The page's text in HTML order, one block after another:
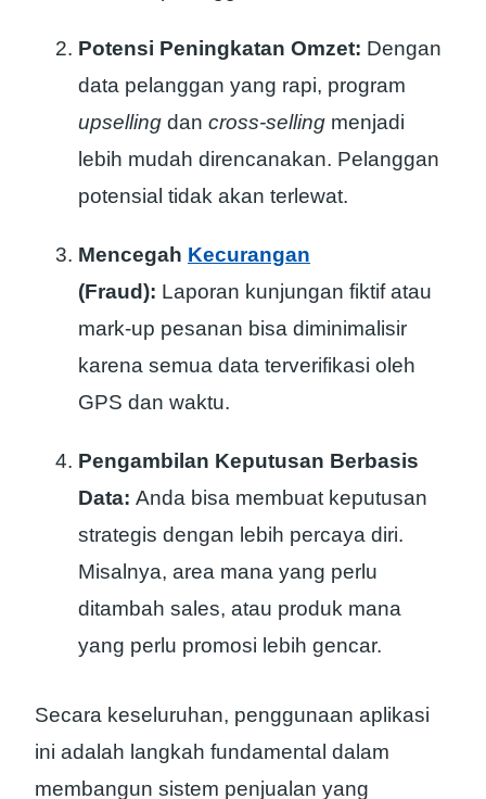
Potensi Peningkatan Omzet: Dengan
data pelanggan yang rapi, program
upselling dan cross-selling menjadi
lebih mudah direncanakan. Pelanggan
potensial tidak akan terlewat.
Mencegah Kecurangan
(Fraud): Laporan kunjungan fiktif atau
mark-up pesanan bisa diminimalisir
karena semua data terverifikasi oleh
GPS dan waktu.
Pengambilan Keputusan Berbasis
Data: Anda bisa membuat keputusan
strategis dengan lebih percaya diri.
Misalnya, area mana yang perlu
ditambah sales, atau produk mana
yang perlu promosi lebih gencar.
Secara keseluruhan, penggunaan aplikasi
ini adalah langkah fundamental dalam
membangun sistem penjualan yang